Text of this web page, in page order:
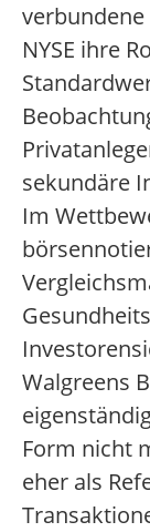
NYSE ihre
sekundäre
Im
Walgreens
Form nicht
eher als